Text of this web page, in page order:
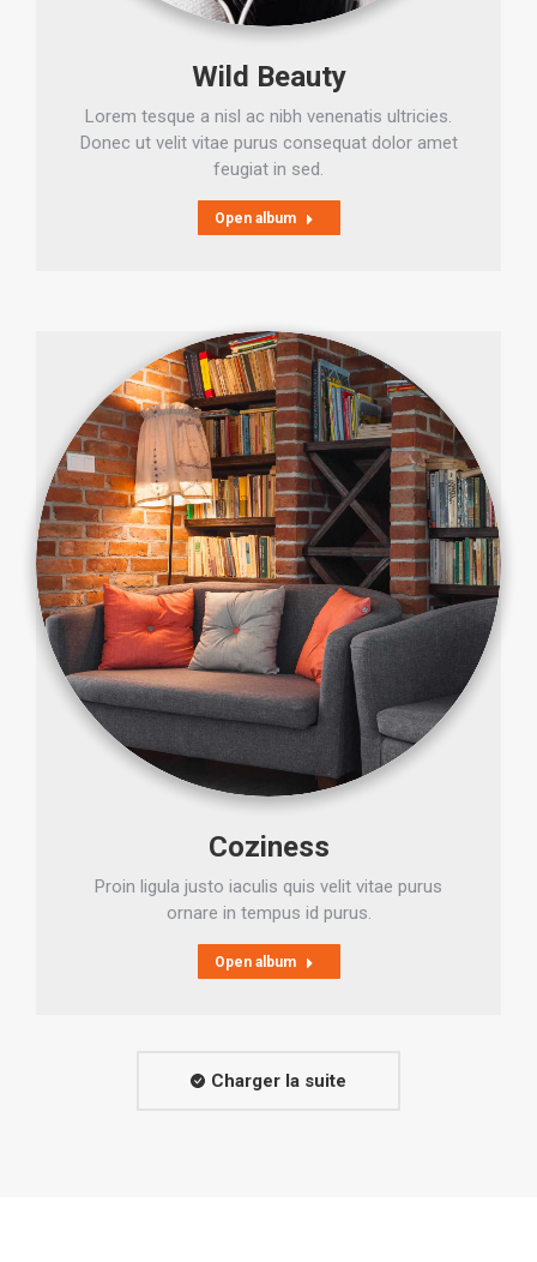
Wild Beauty
Lorem tesque a nisl ac nibh venenatis ultricies.
Donec ut velit vitae purus consequat dolor amet
feugiat in sed.
Open album
Coziness
Proin ligula justo iaculis quis velit vitae purus
ornare in tempus id purus.
Open album
Charger la suite